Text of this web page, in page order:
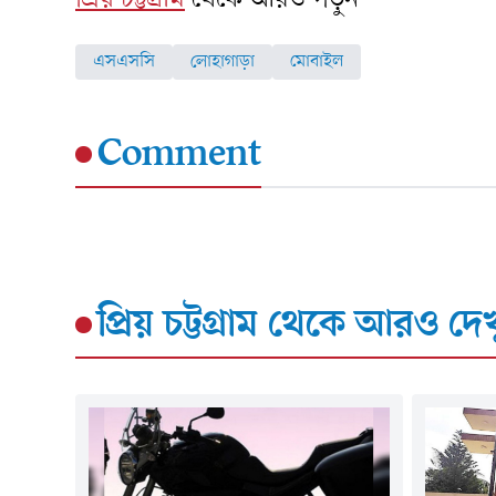
এসএসসি লোহাগাড়া মোবাইল
Comment
প্রিয় চট্টগ্রাম থেকে আরও